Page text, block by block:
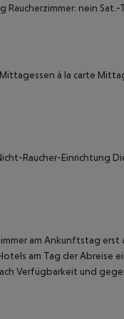
nein Sat.-
à la carte
Raucher-Einrichtung
am Ankunftstag
am Tag der Abreise
Verfügbarkeit und